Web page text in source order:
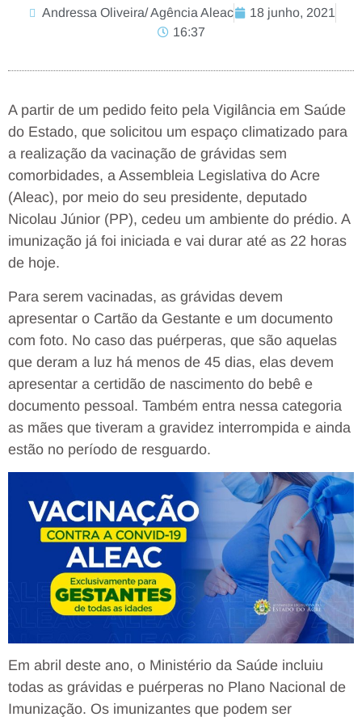
Andressa Oliveira/ Agência Aleac
18 junho, 2021
16:37
A partir de um pedido feito pela Vigilância em Saúde
do Estado, que solicitou um espaço climatizado para
a realização da vacinação de grávidas sem
comorbidades, a Assembleia Legislativa do Acre
(Aleac), por meio do seu presidente, deputado
Nicolau Júnior (PP), cedeu um ambiente do prédio. A
imunização já foi iniciada e vai durar até as 22 horas
de hoje.
Para serem vacinadas, as grávidas devem
apresentar o Cartão da Gestante e um documento
com foto. No caso das puérperas, que são aquelas
que deram a luz há menos de 45 dias, elas devem
apresentar a certidão de nascimento do bebê e
documento pessoal. Também entra nessa categoria
as mães que tiveram a gravidez interrompida e ainda
estão no período de resguardo.
Em abril deste ano, o Ministério da Saúde incluiu
todas as grávidas e puérperas no Plano Nacional de
Imunização. Os imunizantes que podem ser